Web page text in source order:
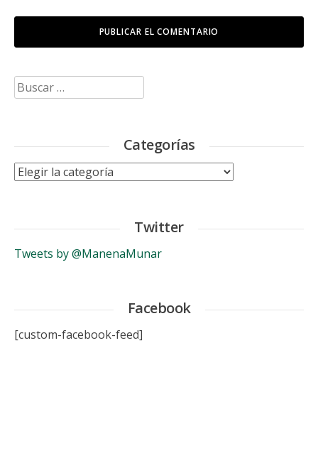
Buscar:
Categorías
Categorías
Twitter
Tweets by @ManenaMunar
Facebook
[custom-facebook-feed]